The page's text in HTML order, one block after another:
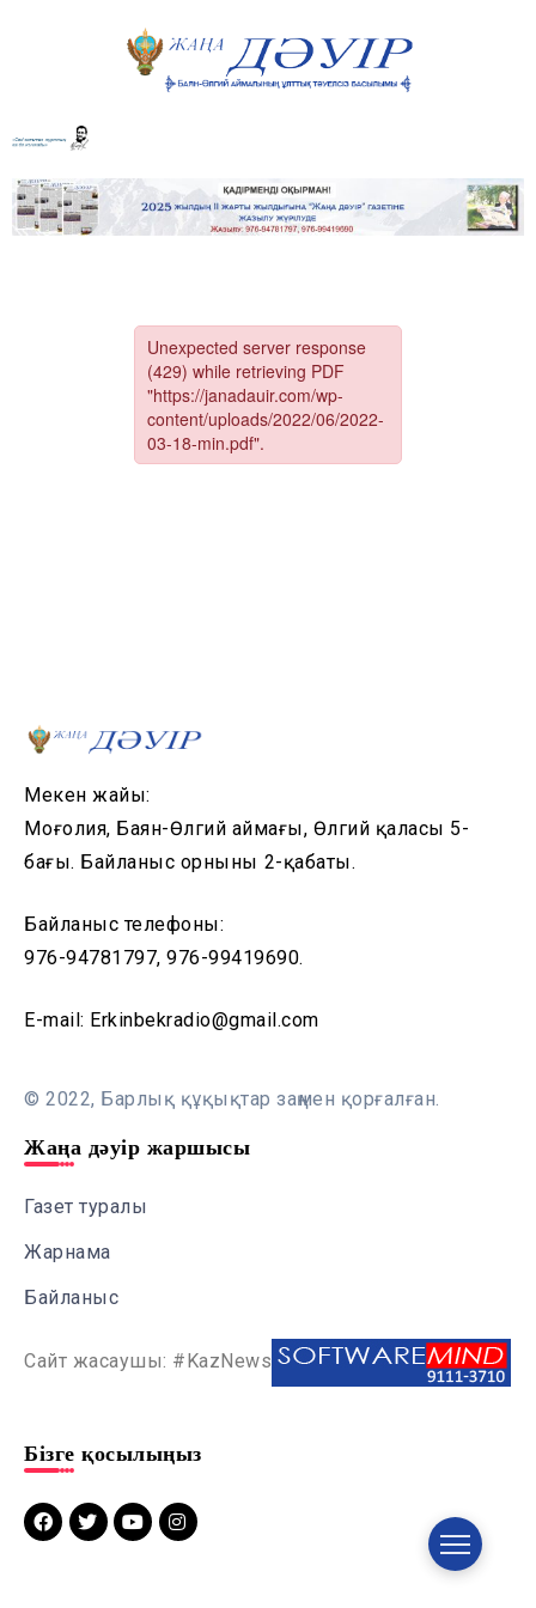
Мекен жайы:
Моңғолия, Баян-Өлгий аймағы, Өлгий қаласы 5-
бағы. Байланыс орнының 2-қабаты.
Байланыс телефоны:
976-94781797, 976-99419690.
E-mail: Erkinbekradio@gmail.com
© 2022, Барлық құқықтар заңмен қорғалған.
Жаңа дәуір жаршысы
Газет туралы
Жарнама
Байланыс
Сайт жасаушы: #KazNews
Бізге қосылыңыз